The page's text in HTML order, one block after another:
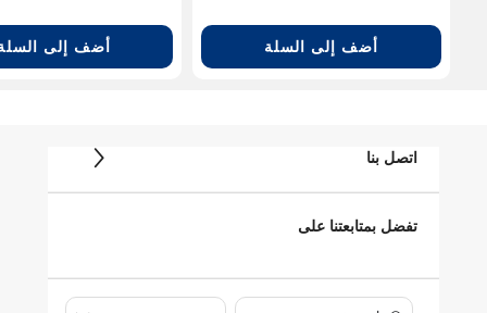
أضف إلى السلة أضف إلى
اتصل بنا
تفضل بمتابعتنا على